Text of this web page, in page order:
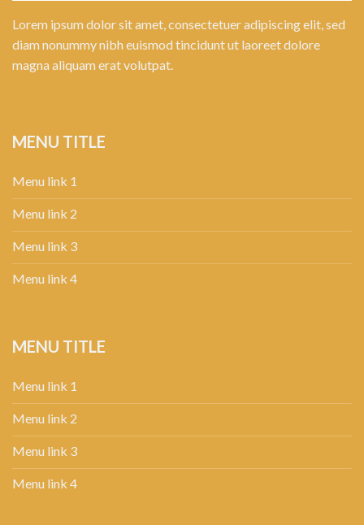
Lorem ipsum dolor sit amet, consectetuer adipiscing elit, sed
diam nonummy nibh euismod tincidunt ut laoreet dolore
magna aliquam erat volutpat.
MENU TITLE
Menu link 1
Menu link 2
Menu link 3
Menu link 4
MENU TITLE
Menu link 1
Menu link 2
Menu link 3
Menu link 4